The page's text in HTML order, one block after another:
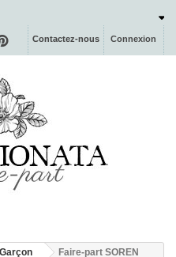
Connexion
Contactez-nous
Faire-part SOREN